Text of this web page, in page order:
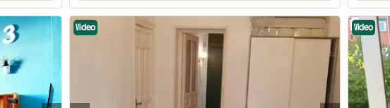
Video Video